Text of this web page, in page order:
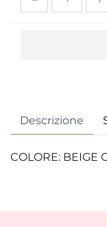
Descrizione
COLORE: BEIGE